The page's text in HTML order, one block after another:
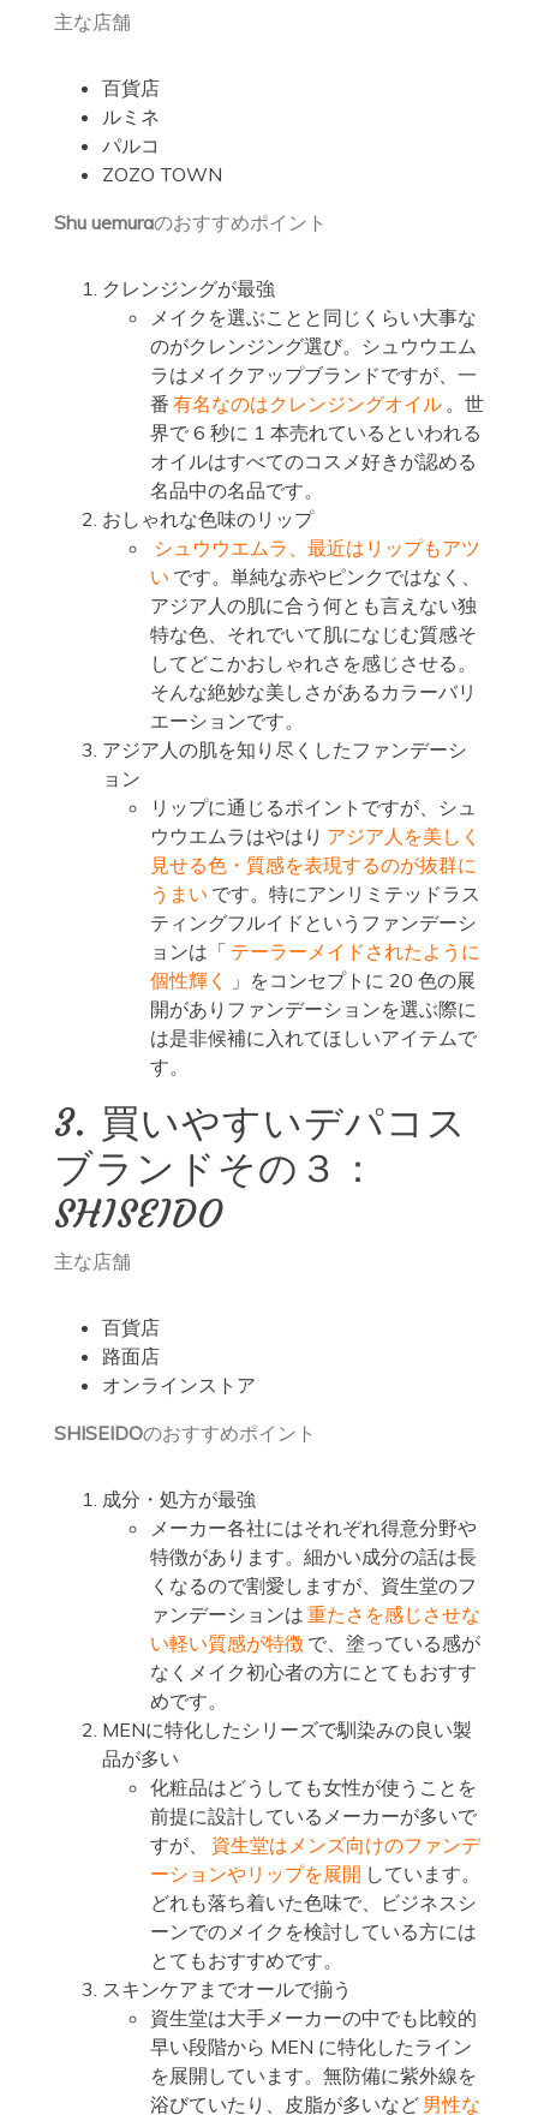
主な店舗
百貨店
ルミネ
パルコ
ZOZO TOWN
Shu uemuraのおすすめポイント
クレンジングが最強
メイクを選ぶことと同じくらい大事な
のがクレンジング選び。シュウウエム
ラはメイクアップブランドですが、一
番 有名なのはクレンジングオイル 。世
界で 6 秒に 1 本売れているといわれる
オイルはすべてのコスメ好きが認める
名品中の名品です。
おしゃれな色味のリップ
シュウウエムラ、最近はリップもアツ
い です。単純な赤やピンクではなく、
アジア人の肌に合う何とも言えない独
特な色、それでいて肌になじむ質感そ
してどこかおしゃれさを感じさせる。
そんな絶妙な美しさがあるカラーバリ
エーションです。
アジア人の肌を知り尽くしたファンデーシ
ョン
リップに通じるポイントですが、シュ
ウウエムラはやはり アジア人を美しく
見せる色・質感を表現するのが抜群に
うまい です。特にアンリミテッドラス
ティングフルイドというファンデーシ
ョンは「 テーラーメイドされたように
個性輝く
」をコンセプトに 20 色の展
開がありファンデーションを選ぶ際に
は是非候補に入れてほしいアイテムで
す。
3. 買いやすいデパコス
ブランドその３：
SHISEIDO
主な店舗
百貨店
路面店
オンラインストア
SHISEIDOのおすすめポイント
成分・処方が最強
メーカー各社にはそれぞれ得意分野や
特徴があります。細かい成分の話は長
くなるので割愛しますが、資生堂のフ
ァンデーションは 重たさを感じさせな
い軽い質感が特徴 で、塗っている感が
なくメイク初心者の方にとてもおすす
めです。
MENに特化したシリーズで馴染みの良い製
品が多い
化粧品はどうしても女性が使うことを
前提に設計しているメーカーが多いで
すが、
資生堂はメンズ向けのファンデ
ーションやリップを展開 しています。
どれも落ち着いた色味で、ビジネスシ
ーンでのメイクを検討している方には
とてもおすすめです。
スキンケアまでオールで揃う
資生堂は大手メーカーの中でも比較的
早い段階から MEN に特化したライン
を展開しています。無防備に紫外線を
浴びていたり、皮脂が多いなど 男性な